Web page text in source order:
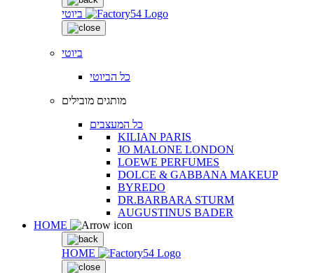
ביוטי
ביוטי
כל הביוטי
מותגים מובילים
כל המעצבים
KILIAN PARIS
JO MALONE LONDON
LOEWE PERFUMES
DOLCE & GABBANA MAKEUP
BYREDO
DR.BARBARA STURM
AUGUSTINUS BADER
HOME
HOME